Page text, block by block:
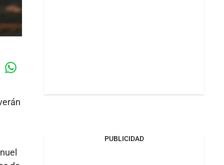
PUBLICIDAD